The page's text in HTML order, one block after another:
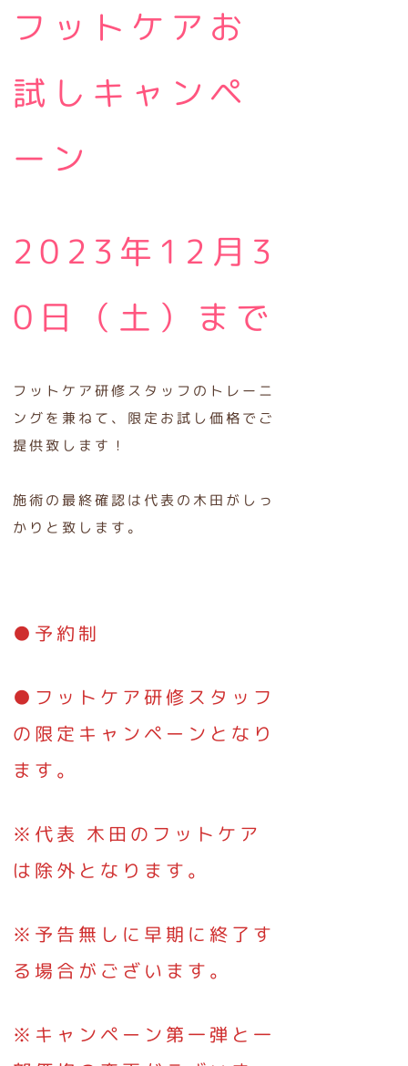
フットケアお
試しキャンペ
ーン
2023年12月3
0日（土）まで
フットケア研修スタッフのトレーニ
ングを兼ねて、限定お試し価格でご
提供致します！
施術の最終確認は代表の木田がしっ
かりと致します。
●予約制
●フットケア研修スタッフ
の限定キャンペーンとなり
ます。
※代表 木田のフットケア
は除外となります。
※予告無しに早期に終了す
る場合がございます。
※キャンペーン第一弾と一